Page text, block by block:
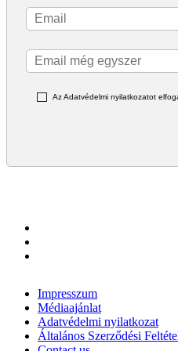
Az Adatvédelmi nyilatkozatot
Impresszum
Médiaajánlat
Adatvédelmi nyilatkozat
Általános Szerződési